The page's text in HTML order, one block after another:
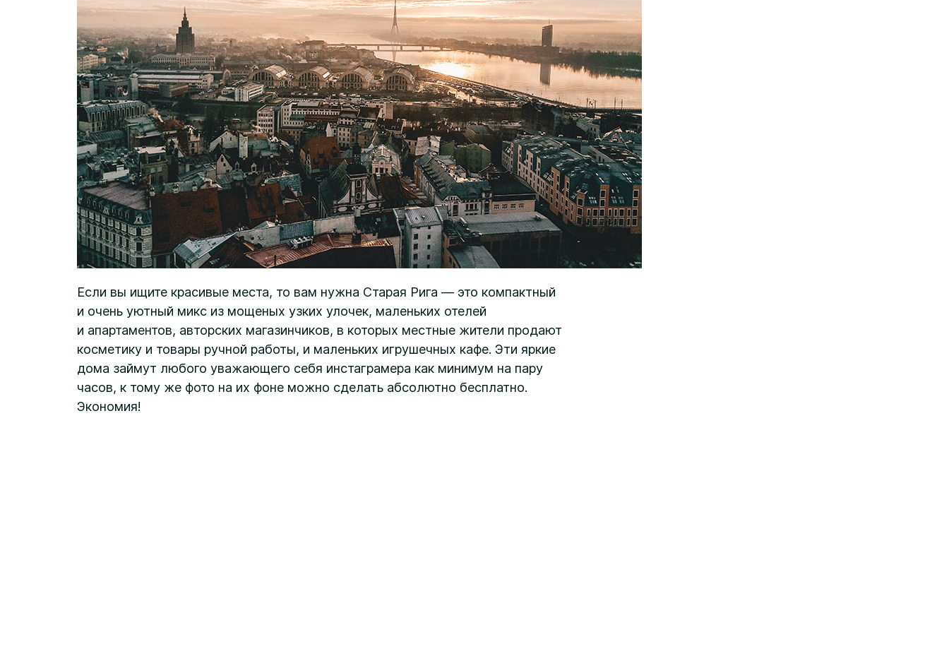
Если вы ищите красивые места, то вам нужна Старая Рига — это компактный
и очень уютный микс из мощеных узких улочек, маленьких отелей
и апартаментов, авторских магазинчиков, в которых местные жители продают
косметику и товары ручной работы, и маленьких игрушечных кафе. Эти яркие
дома займут любого уважающего себя инстаграмера как минимум на пару
часов, к тому же фото на их фоне можно сделать абсолютно бесплатно.
Экономия!